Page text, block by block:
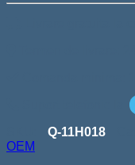
Q-11H018
OEM